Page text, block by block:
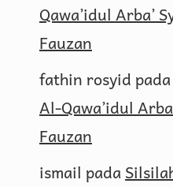
Qawa’idul Arba’
Fauzan
fathin rosyid pada
Al-Qawa’idul
Fauzan
ismail pada